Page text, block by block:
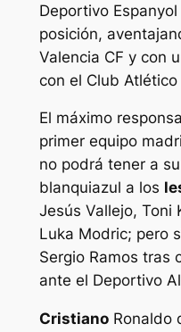
Deportivo
posición,
Valencia CF y con
con el Club
El máximo
primer equipo
no podrá tener a
blanquiazul a los
Jesús Vallejo, Toni
Luka Modric; pero
Sergio Ramos tras
ante el Deportivo
CristianoRonaldo